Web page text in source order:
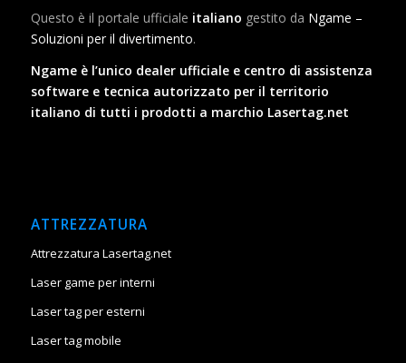
Questo è il portale ufficiale italiano gestito da Ngame –
Soluzioni per il divertimento.
Ngame è l’unico dealer ufficiale e centro di assistenza
software e tecnica autorizzato per il territorio
italiano di tutti i prodotti a marchio Lasertag.net
ATTREZZATURA
Attrezzatura Lasertag.net
Laser game per interni
Laser tag per esterni
Laser tag mobile